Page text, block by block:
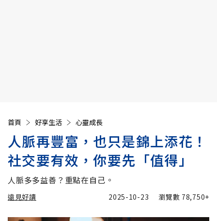
首頁 好享生活 心靈成長
人脈再豐富，也只是錦上添花！
社交要有效，你要先「值得」
人脈多多益善？重點在自己。
遠見好讀 2025-10-23 瀏覽數 78,750+